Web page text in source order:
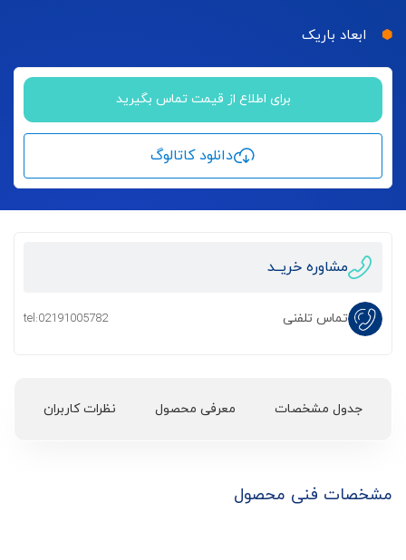
ابعاد باریک
برای اطلاع از قیمت تماس بگیرید
دانلود کاتالوگ
مشاوره خریــد
تماس تلفنی tel:02191005782
جدول مشخصات معرفی محصول نظرات کاربران
مشخصات فنی محصول